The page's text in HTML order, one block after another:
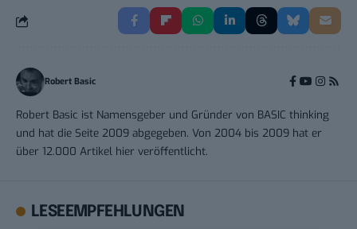
Robert Basic
Robert Basic ist Namensgeber und Gründer von BASIC thinking
und hat die Seite 2009 abgegeben. Von 2004 bis 2009 hat er
über 12.000 Artikel hier veröffentlicht.
LESEEMPFEHLUNGEN